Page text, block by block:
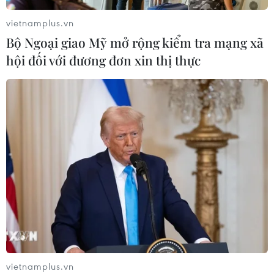
CƠ QUAN CHỦ QUẢN: THÔNG TẤN XÃ VIỆT NAM
Tổng Biên tập: TRẦN TIẾN DUẨN
Phó Tổng Biên tập: NGUYỄN THỊ TÁM, KHÚC THANH
THỦY
Sở hữu trí tuệ
Quy định sử dụng
RSS
Hỗ trợ
Ngôn ngữ
vietnamplus.vn
Bộ Ngoại giao Mỹ mở rộng kiểm tra mạng xã
hội đối với đương đơn xin thị thực
vietnamplus.vn